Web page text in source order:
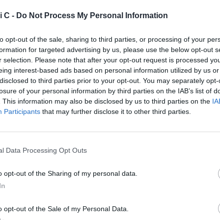
C - Do Not Process My Personal Information
opt-out of the sale, sharing to third parties, or processing of your
for targeted advertising by us, please use the below opt-out
selection. Please note that after your opt-out request is processed
interest-based ads based on personal information utilized by us
to third parties prior to your opt-out. You may separately
of your personal information by third parties on the IAB’s list of
This information may also be disclosed by us to third parties on the
Participants that may further disclose it to other third parties.
Data Processing Opt Outs
opt-out of the Sharing of my personal data.
opt-out of the Sale of my Personal Data.
Lun 02 marzo 2026 alle 15:00
Tweet
- Girone C